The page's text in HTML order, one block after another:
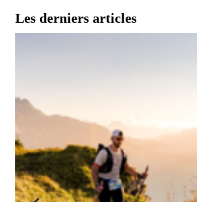
Les derniers articles